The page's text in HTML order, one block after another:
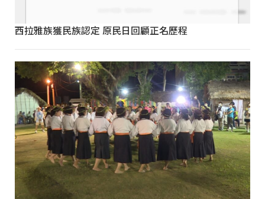
西拉雅族獲民族認定 原民日回顧正名歷程